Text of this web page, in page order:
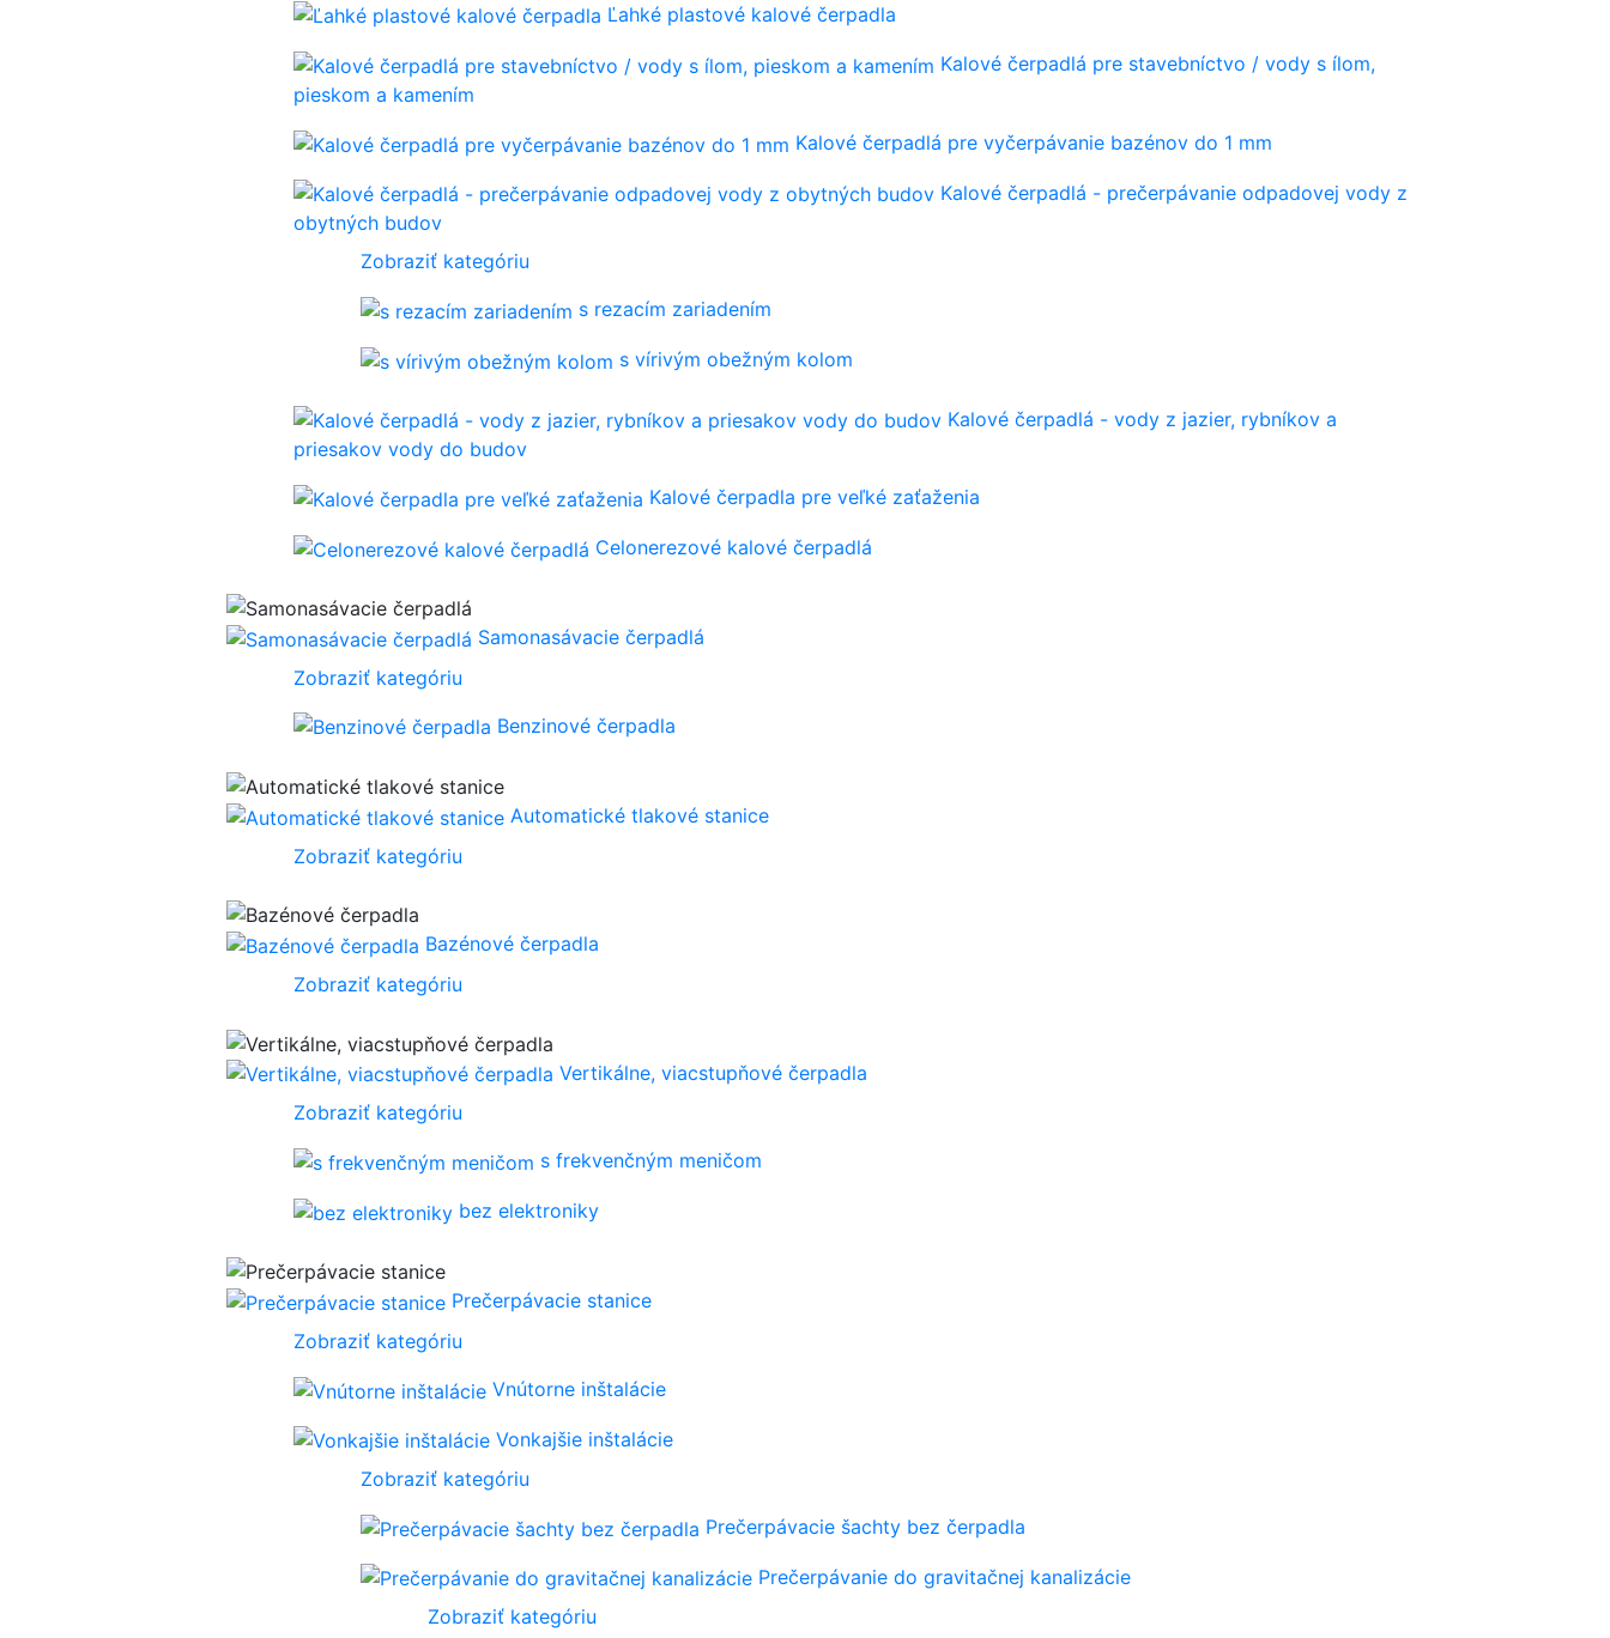
Ľahké plastové kalové čerpadla
Kalové čerpadlá pre stavebníctvo / vody s ílom,
pieskom a kamením
Kalové čerpadlá pre vyčerpávanie bazénov do 1 mm
Kalové čerpadlá - prečerpávanie odpadovej vody z
obytných budov
Zobraziť kategóriu
s rezacím zariadením
s vírivým obežným kolom
Kalové čerpadlá - vody z jazier, rybníkov a
priesakov vody do budov
Kalové čerpadla pre veľké zaťaženia
Celonerezové kalové čerpadlá
Samonasávacie čerpadlá
Zobraziť kategóriu
Benzinové čerpadla
Automatické tlakové stanice
Zobraziť kategóriu
Bazénové čerpadla
Zobraziť kategóriu
Vertikálne, viacstupňové čerpadla
Zobraziť kategóriu
s frekvenčným meničom
bez elektroniky
Prečerpávacie stanice
Zobraziť kategóriu
Vnútorne inštalácie
Vonkajšie inštalácie
Zobraziť kategóriu
Prečerpávacie šachty bez čerpadla
Prečerpávanie do gravitačnej kanalizácie
Zobraziť kategóriu